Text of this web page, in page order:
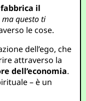
fabbrica il
ma questo ti
le cose.
dell’ego, che
attraverso la
dell’economia.
– è un